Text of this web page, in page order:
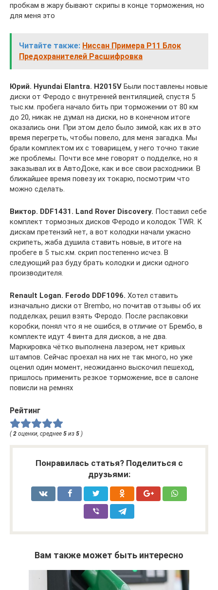
пробкам в жару бывают скрипы в конце торможения, но
для меня это
Читайте также: Ниссан Примера Р11 Блок
Предохранителей Расшифровка
Юрий. Hyundai Elantra. H2015V Были поставлены новые
диски от Феродо с внутренней вентиляцией, спустя 5
тыс.км. пробега начало бить при торможении от 80 км
до 20, никак не думал на диски, но в конечном итоге
оказались они. При этом дело было зимой, как их в это
время перегреть, чтобы повело, для меня загадка. Мы
брали комплектом их с товарищем, у него точно такие
же проблемы. Почти все мне говорят о подделке, но я
заказывал их в АвтоДоке, как и все свои расходники. В
ближайшее время повезу их токарю, посмотрим что
можно сделать.
Виктор. DDF1431. Land Rover Discovery. Поставил себе
комплект тормозных дисков Феродо и колодок TWR. К
дискам претензий нет, а вот колодки начали ужасно
скрипеть, жаба душила ставить новые, в итоге на
пробеге в 5 тыс.км. скрип постепенно исчез. В
следующий раз буду брать колодки и диски одного
производителя.
Renault Logan. Ferodo DDF1096. Хотел ставить
изначально диски от Brembo, но почитав отзывы об их
подделках, решил взять Феродо. После распаковки
коробки, понял что я не ошибся, в отличие от Брембо, в
комплекте идут 4 винта для дисков, а не два.
Маркировка чётко выполнена лазером, нет кривых
штампов. Сейчас проехал на них не так много, но уже
оценил один момент, неожиданно выскочил пешеход,
пришлось применить резкое торможение, все в салоне
повисли на ремнях
Рейтинг
(2 оценки, среднее 5 из 5 )
Понравилась статья? Поделиться с
друзьями:
Вам также может быть интересно